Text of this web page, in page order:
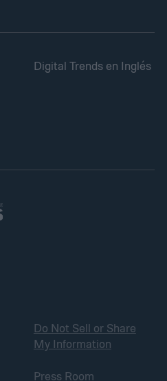
Digital Trends en Inglés
Do Not Sell or Share
My Information
Press Room